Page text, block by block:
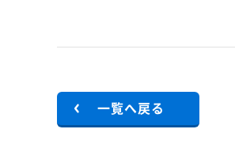
一覧へ戻る